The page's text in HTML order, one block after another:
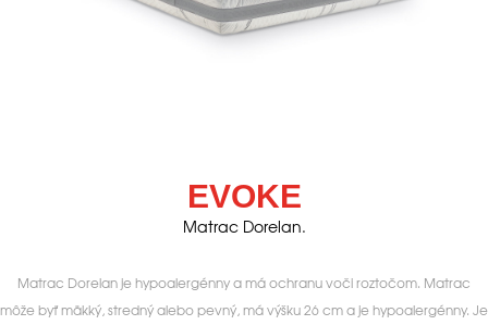
EVOKE
Matrac Dorelan.
Matrac Dorelan je hypoalergénny a má ochranu voči roztočom. Matrac
môže byť mäkký, stredný alebo pevný, má výšku 26 cm a je hypoalergénny. Je